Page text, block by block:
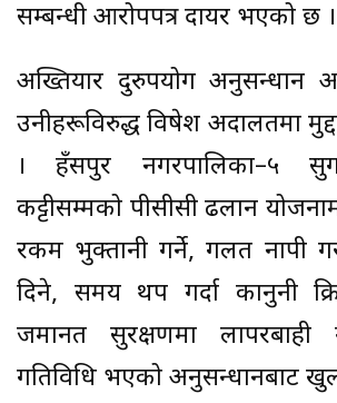
सम्बन्धी आरोपपत्र दायर भएको छ ।
अख्तियार दुरुपयोग अनुसन्धान
उनीहरूविरुद्ध विषेश अदालतमा
। हँसपुर नगरपालिका–५
कट्टीसम्मको पीसीसी ढलान
रकम भुक्तानी गर्ने, गलत नापी
दिने, समय थप गर्दा कानुनी
जमानत सुरक्षणमा लापरबाही
गतिविधि भएको अनुसन्धानबाट